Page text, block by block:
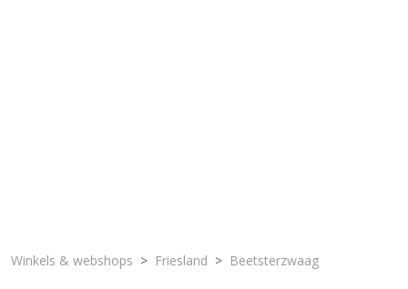
Winkels & webshops Friesland Beetsterzwaag